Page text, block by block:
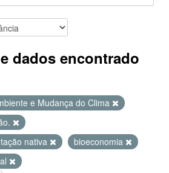
dados encontrado
e Mudança do Clima
nativa
bioeconomia